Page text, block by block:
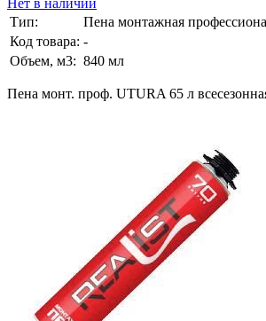
Тип:
Пена монтажная
Код товара: -
Объем, м3: 840 мл
Пена монт. проф. UTURA 65 л